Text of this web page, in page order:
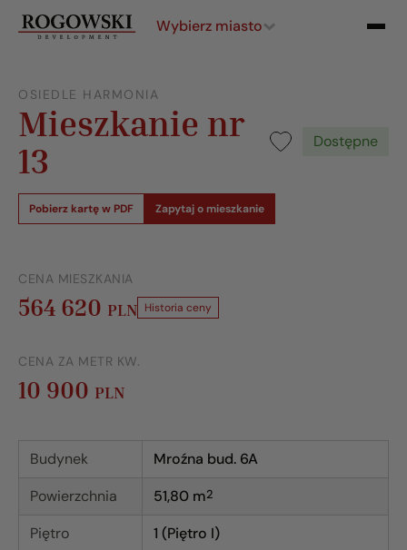
Wybierz miasto
OSIEDLE HARMONIA
Mieszkanie nr
13
Dostępne
Pobierz kartę w PDF Zapytaj o mieszkanie
CENA MIESZKANIA
564 620 PLN Historia ceny
CENA ZA METR KW.
10 900 PLN
Budynek
Mroźna bud. 6A
Powierzchnia
51,80 m2
Piętro
1 (Piętro I)